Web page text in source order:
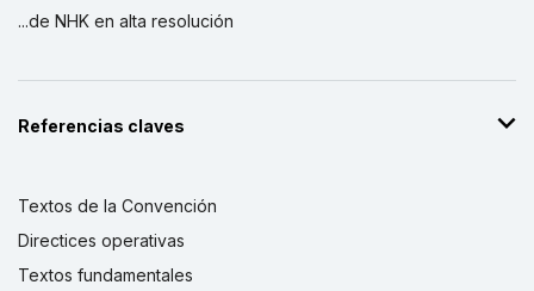
...de NHK en alta resolución
Referencias claves
Textos de la Convención
Directices operativas
Textos fundamentales